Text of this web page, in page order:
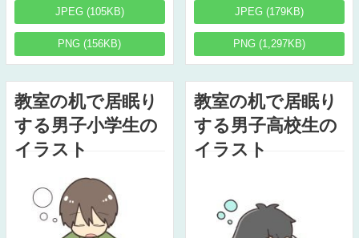
JPEG (105KB)
PNG (156KB)
JPEG (179KB)
PNG (1,297KB)
教室の机で居眠り
する男子小学生の
イラスト
教室の机で居眠り
する男子高校生の
イラスト